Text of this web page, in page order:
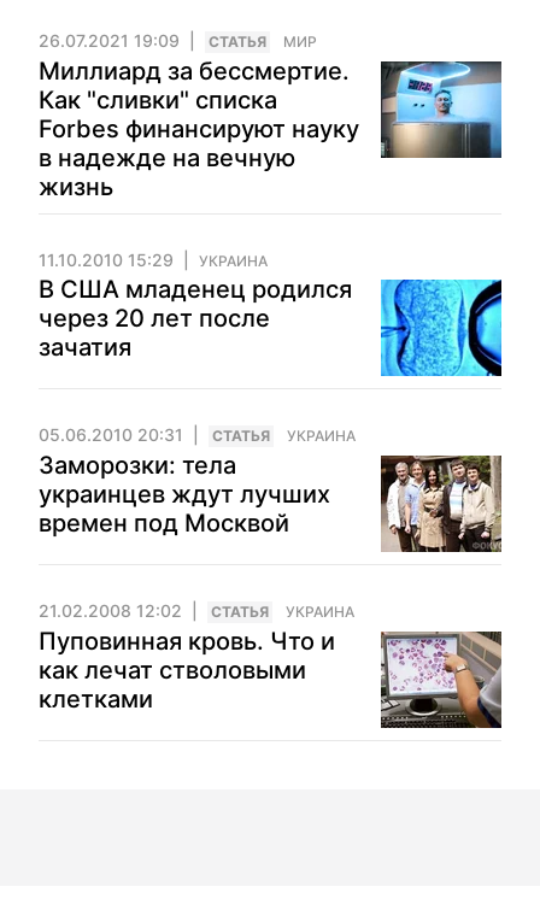
26.07.2021 19:09 CТАТЬЯ МИР
Миллиард за бессмертие.
Как "сливки" списка
Forbes финансируют науку
в надежде на вечную
жизнь
11.10.2010 15:29 УКРАИНА
В США младенец родился
через 20 лет после
зачатия
05.06.2010 20:31 CТАТЬЯ УКРАИНА
Заморозки: тела
украинцев ждут лучших
времен под Москвой
21.02.2008 12:02 CТАТЬЯ УКРАИНА
Пуповинная кровь. Что и
как лечат стволовыми
клетками